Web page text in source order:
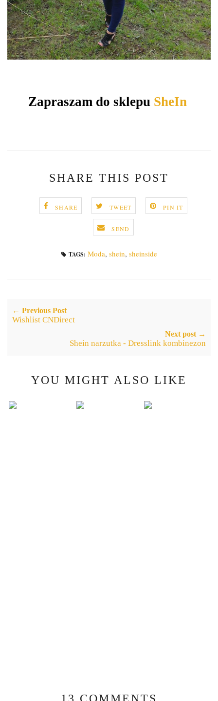
Zapraszam do sklepu SheIn
SHARE THIS POST
SHARE TWEET PIN IT
SEND
TAGS: Moda, shein, sheinside
← Previous Post
Wishlist CNDirect
Next post →
Shein narzutka - Dresslink kombinezon
YOU MIGHT ALSO LIKE